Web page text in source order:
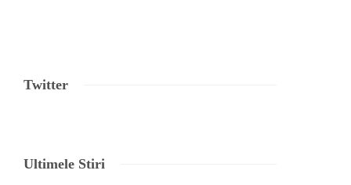
Twitter
Ultimele Stiri